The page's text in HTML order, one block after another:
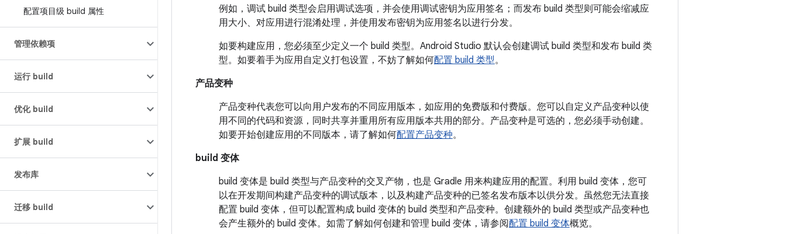
配置项目级 build 属性
管理依赖项
运行 build
优化 build
扩展 build
发布库
迁移 build
例如，调试 build 类型会启用调试选项，并会使用调试密钥为应用签名；而发布 build 类型则可能会缩减应
用大小、对应用进行混淆处理，并使用发布密钥为应用签名以进行分发。
如要构建应用，您必须至少定义一个 build 类型。Android Studio 默认会创建调试 build 类型和发布 build 类
型。如要着手为应用自定义打包设置，不妨了解如何配置 build 类型。
产品变种
产品变种代表您可以向用户发布的不同应用版本，如应用的免费版和付费版。您可以自定义产品变种以使
用不同的代码和资源，同时共享并重用所有应用版本共用的部分。产品变种是可选的，您必须手动创建。
如要开始创建应用的不同版本，请了解如何配置产品变种。
build 变体
build 变体是 build 类型与产品变种的交叉产物，也是 Gradle 用来构建应用的配置。利用 build 变体，您可
以在开发期间构建产品变种的调试版本，以及构建产品变种的已签名发布版本以供分发。虽然您无法直接
配置 build 变体，但可以配置构成 build 变体的 build 类型和产品变种。创建额外的 build 类型或产品变种也
会产生额外的 build 变体。如需了解如何创建和管理 build 变体，请参阅配置 build 变体概览。